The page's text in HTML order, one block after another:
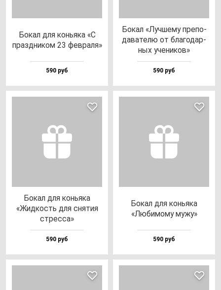
Бокал для конь­яка «С
праз­дни­ком 23 фев­ра­ля»
590 руб
Бокал «Луч­ше­му пре­по­
да­ва­те­лю от бла­го­дар­
ных уче­ни­ков»
590 руб
Бокал для конь­яка
«Жид­кость для сня­тия
стрес­са»
590 руб
Бокал для конь­яка
«Люби­мо­му му­жу»
590 руб